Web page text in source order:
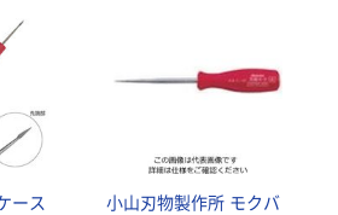
ース
小山刃物製作所 モクバ